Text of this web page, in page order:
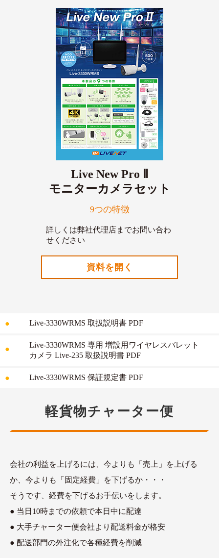
Live New Pro Ⅱ
モニターカメラセット
9つの特徴
詳しくは弊社代理店までお問い合わ
せください
資料を開く
Live-3330WRMS 取扱説明書 PDF
Live-3330WRMS 専用 増設用ワイヤレスバレット
カメラ Live-235 取扱説明書 PDF
Live-3330WRMS 保証規定書 PDF
軽貨物チャーター便
会社の利益を上げるには、今よりも「売上」を上げる
か、今よりも「固定経費」を下げるか・・・
そうです、経費を下げるお手伝いをします。
● 当日10時までの依頼で本日中に配達
● 大手チャーター便会社より配送料金が格安
● 配送部門の外注化で各種経費を削減